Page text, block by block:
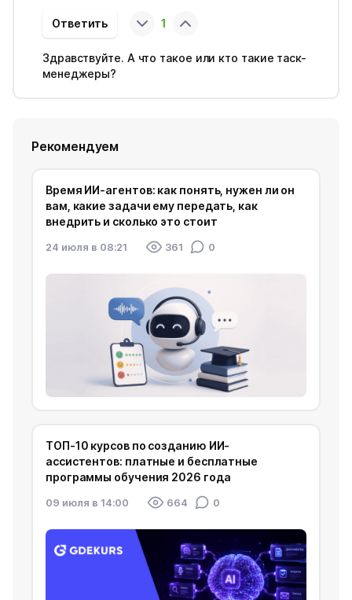
1
Ответить
Здравствуйте. А что такое или кто такие таск-
менеджеры?
Рекомендуем
Время ИИ-агентов: как понять, нужен ли он
вам, какие задачи ему передать, как
внедрить и сколько это стоит
24 июля в 08:21 361 0
ТОП-10 курсов по созданию ИИ-
ассистентов: платные и бесплатные
программы обучения 2026 года
09 июля в 14:00 664 0